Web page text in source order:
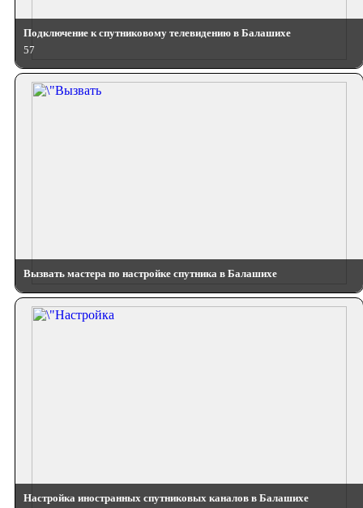
Подключение к спутниковому телевидению в Балашихе
57
Вызвать мастера по настройке спутника в Балашихе
Настройка иностранных спутниковых каналов в Балашихе